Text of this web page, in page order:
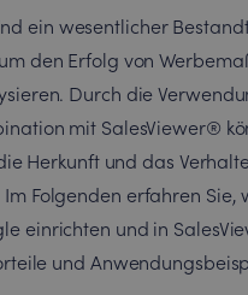
ein wesentlicher
den Erfolg von
Durch die
mit SalesViewer®
Herkunft und das
Folgenden erfahren Sie,
einrichten und in
und